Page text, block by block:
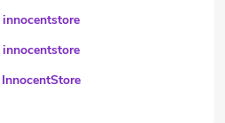
innocentstore
innocentstore
InnocentStore